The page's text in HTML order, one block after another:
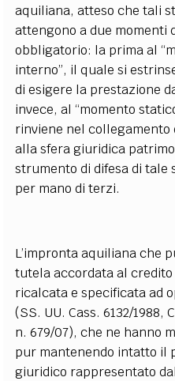
aquiliana, atteso che tali
attengono a due momenti
obbligatorio: la prima al
interno”, il quale si
di esigere la prestazione
invece, al “momento
rinviene nel collegamento
alla sfera giuridica
strumento di difesa di tale
per mano di terzi.
L’impronta aquiliana che
tutela accordata al
ricalcata e specificata ad
(SS. UU. Cass. 6132/1988,
n. 679/07), che ne hanno
pur mantenendo intatto il
giuridico rappresentato